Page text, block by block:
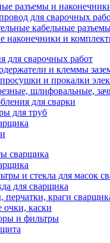
разъемы и
для сварочных
кабельные
наконечники и
для сварочных работ
и клеммы
и прокалки
шлифовальные,
для сварки
для труб
сварщика
и стекла для масок
для сварщика
перчатки, краги
каски
и фильтры